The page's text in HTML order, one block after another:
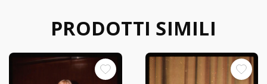
PRODOTTI SIMILI